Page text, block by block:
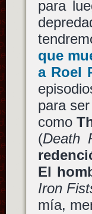
para
que
a Roel
para
como
(Death
El
Iron
mía,